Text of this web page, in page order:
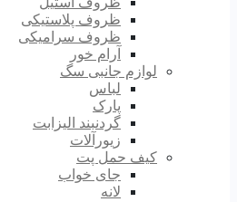
ظروف پلاستیکی
ظروف سرامیکی
آرام خور
لوازم جانبی سگ
لباس
پارک
گردنبند الیزابت
زیورآلات
کیف حمل پت
جای خواب
لانه